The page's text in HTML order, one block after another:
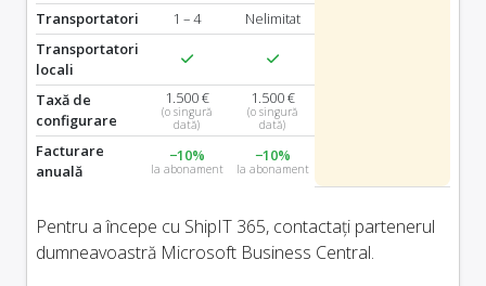
Transportatori
1 – 4
Nelimitat
Transportatori
locali
Taxă de
configurare
1.500 €
(o singură
dată)
1.500 €
(o singură
dată)
Facturare
anuală
−10%
la abonament
−10%
la abonament
Pentru a începe cu ShipIT 365, contactați partenerul
dumneavoastră Microsoft Business Central.